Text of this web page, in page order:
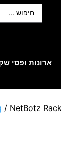
ארונות ופסי
/ NetBotz